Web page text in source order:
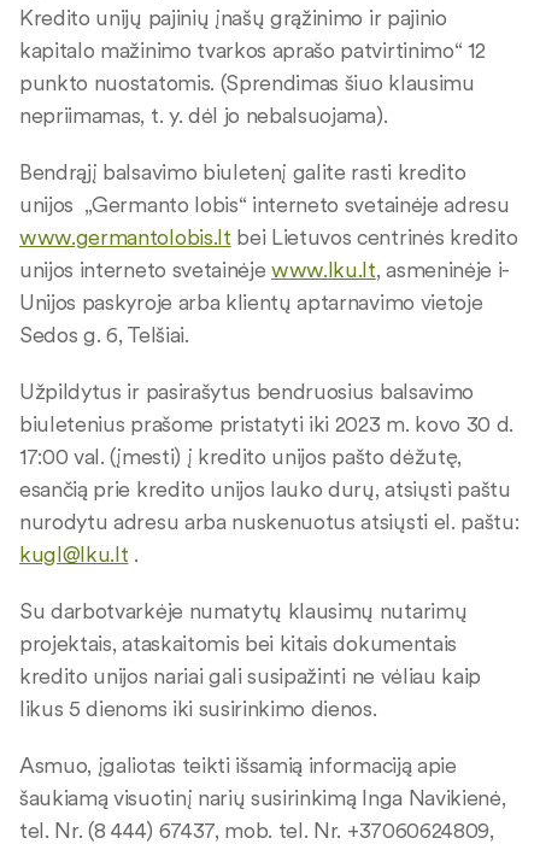
Kredito unijų pajinių įnašų grąžinimo ir pajinio
kapitalo mažinimo tvarkos aprašo patvirtinimo“ 12
punkto nuostatomis. (Sprendimas šiuo klausimu
nepriimamas, t. y. dėl jo nebalsuojama).
Bendrąjį balsavimo biuletenį galite rasti kredito
unijos „Germanto lobis“ interneto svetainėje adresu
www.germantolobis.lt bei Lietuvos centrinės kredito
unijos interneto svetainėjewww.lku.lt, asmeninėje i-
Unijos paskyroje arba klientų aptarnavimo vietoje
Sedos g. 6, Telšiai.
Užpildytus ir pasirašytus bendruosius balsavimo
biuletenius prašome pristatyti iki 2023 m. kovo 30 d.
17:00 val. (įmesti) į kredito unijos pašto dėžutę,
esančią prie kredito unijos lauko durų, atsiųsti paštu
nurodytu adresu arba nuskenuotus atsiųsti el. paštu:
kugl@lku.lt .
Su darbotvarkėje numatytų klausimų nutarimų
projektais, ataskaitomis bei kitais dokumentais
kredito unijos nariai gali susipažinti ne vėliau kaip
likus 5 dienoms iki susirinkimo dienos.
Asmuo, įgaliotas teikti išsamią informaciją apie
šaukiamą visuotinį narių susirinkimą Inga Navikienė,
tel. Nr. (8 444) 67437, mob. tel. Nr. +37060624809,